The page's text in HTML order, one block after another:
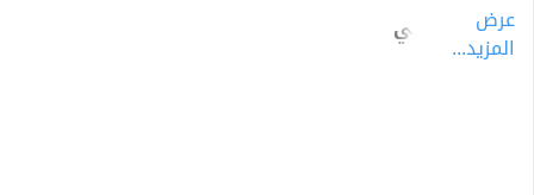
سعد النعيمي
عرض
المزيد...